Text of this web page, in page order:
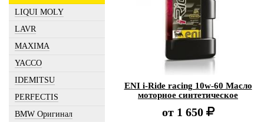
LIQUI MOLY
LAVR
MAXIMA
YACCO
IDEMITSU
PERFECTIS
BMW Оригинал
ENI i-Ride racing 10w-60 Масло
моторное синтетическое
от 1 650